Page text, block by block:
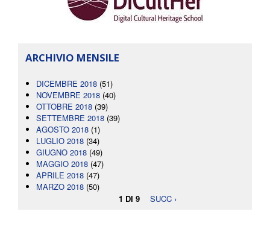
ARCHIVIO MENSILE
DICEMBRE 2018 (51)
NOVEMBRE 2018 (40)
OTTOBRE 2018 (39)
SETTEMBRE 2018 (39)
AGOSTO 2018 (1)
LUGLIO 2018 (34)
GIUGNO 2018 (49)
MAGGIO 2018 (47)
APRILE 2018 (47)
MARZO 2018 (50)
1 DI 9
SUCC ›